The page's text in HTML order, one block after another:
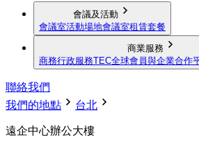
會議及活動
會議室活動場地會議室租賃套餐
商業服務
商務行政服務TEC全球會員與企業合作
聯絡我們
我們的地點
台北
遠企中心辦公大樓